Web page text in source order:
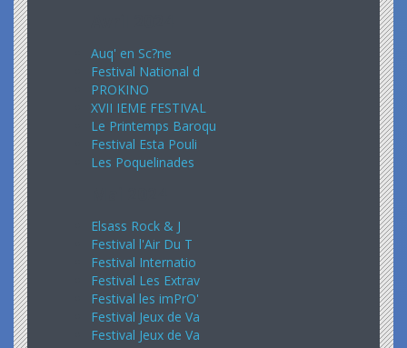
Auq' en Sc?ne
Festival National d
PROKINO
XVII IEME FESTIVAL
Le Printemps Baroqu
Festival Esta Pouli
Les Poquelinades
Elsass Rock & J
Festival l'Air Du T
Festival Internatio
Festival Les Extrav
Festival les imPrO'
Festival Jeux de Va
Festival Jeux de Va